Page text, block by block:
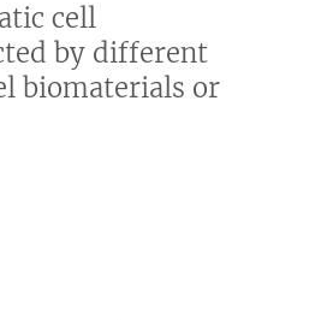
cell
by different
biomaterials or